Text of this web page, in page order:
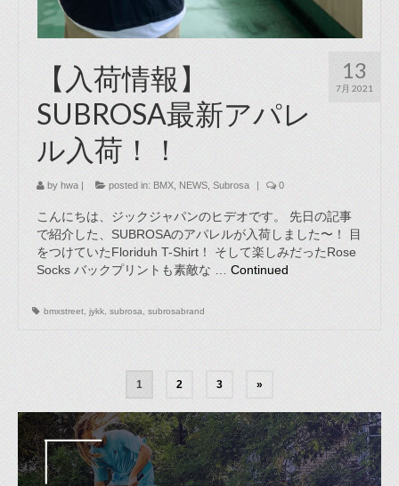
13
7月 2021
【入荷情報】
SUBROSA最新アパレ
ル入荷！！
by hwa | posted in: BMX NEWS Subrosa | 0
こんにちは、ジックジャパンのヒデオです。 先日の記事
で紹介した、SUBROSAのアパレルが入荷しました〜！ 目
をつけていたFloriduh T-Shirt！ そして楽しみだったRose
Socks バックプリントも素敵な … Continued
bmxstreet jykk subrosa subrosabrand
1 2 3 »